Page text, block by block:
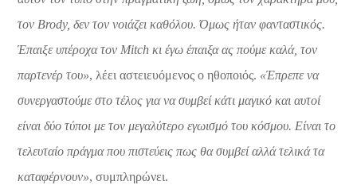
τον Brody, δεν τον νοιάζει καθόλου. Όμως ήταν φανταστικός.
Έπαιξε υπέροχα τον Mitch κι έγω έπαιξα ας πούμε καλά, τον
παρτενέρ του», λέει αστειευόμενος ο ηθοποιός. «Έπρεπε να
συνεργαστούμε στο τέλος για να συμβεί κάτι μαγικό και αυτοί
είναι δύο τύποι με τον μεγαλύτερο εγωισμό του κόσμου. Είναι το
τελευταίο πράγμα που πιστεύεις πως θα συμβεί αλλά τελικά τα
καταφέρνουν», συμπληρώνει.